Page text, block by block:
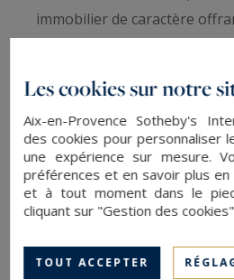
immobilier de caractère
de valorisation.
L'îlot de l'ancienne mairie est
principale du village et
bâti composé de deux
R+2 donnant sur un vaste
L'ensemble est édifié sur
596 m² cadastrés (parcelles
Le bien bénéficie d'un double
LIRE LA SUITE
Les cookies sur notre
Aix-en-Provence Sotheby's
des cookies pour personnaliser
une expérience sur mesure.
préférences et en savoir plus
et à tout moment dans le
cliquant sur "Gestion des
TOUT ACCEPTER